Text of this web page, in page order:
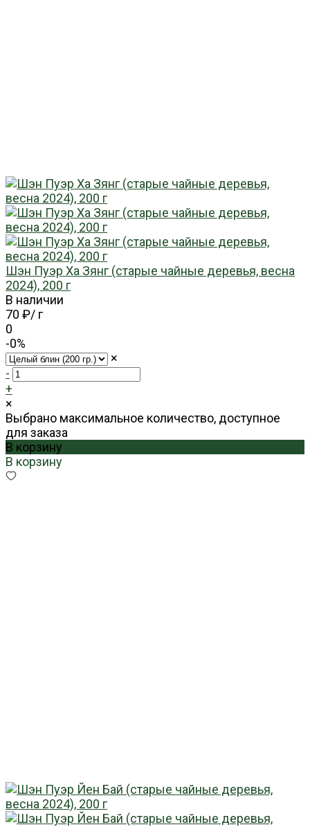
Шэн Пуэр Ха Зянг (старые чайные деревья, весна
2024), 200 г
В наличии
70 ₽/ г
0
-0%
×
-
+
×
Выбрано максимальное количество, доступное
для заказа
В корзину
В корзину